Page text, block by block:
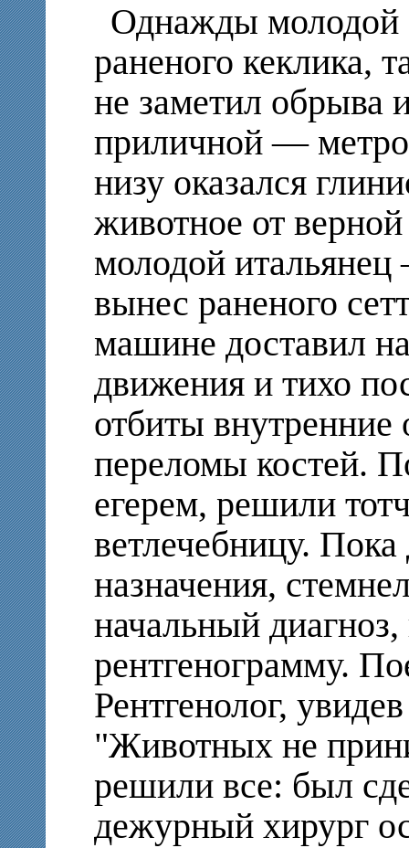
Однажды молодой
раненого кеклика,
не заметил обрыва
приличной —
низу оказался
животное от
молодой итальянец
вынес раненого
машине доставил
движения и тихо
отбиты
переломы костей.
егерем, решили
ветлечебницу.
назначения,
начальный диагноз,
рентгенограмму.
Рентгенолог,
"Животных не
решили все: был
дежурный хирург